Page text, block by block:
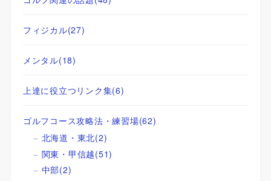
フィジカル(27)
メンタル(18)
上達に役立つリンク集(6)
ゴルフコース攻略法・練習場(62)
北海道・東北(2)
関東・甲信越(51)
中部(2)